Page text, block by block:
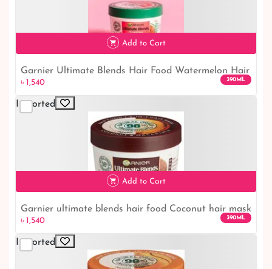
৳ 1,540
Add to Cart
Garnier Ultimate Blends Hair Food Watermelon Hair
Mask 390ml
৳ 1,540 390ML
Imported
৳ 1,540
Add to Cart
Garnier ultimate blends hair food Coconut hair mask
390ml
৳ 1,540 390ML
Imported